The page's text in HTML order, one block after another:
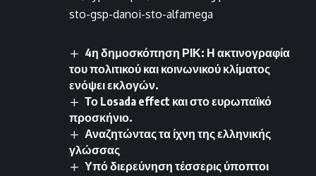
sto-gsp-danoi-sto-alfamega
4η δημοσκόπηση ΡΙΚ: Η ακτινογραφία
του πολιτικού και κοινωνικού κλίματος
ενόψει εκλογών.
Το Losada effect και στο ευρωπαϊκό
προσκήνιο.
Αναζητώντας τα ίχνη της ελληνικής
γλώσσας
Υπό διερεύνηση τέσσερις ύποπτοι